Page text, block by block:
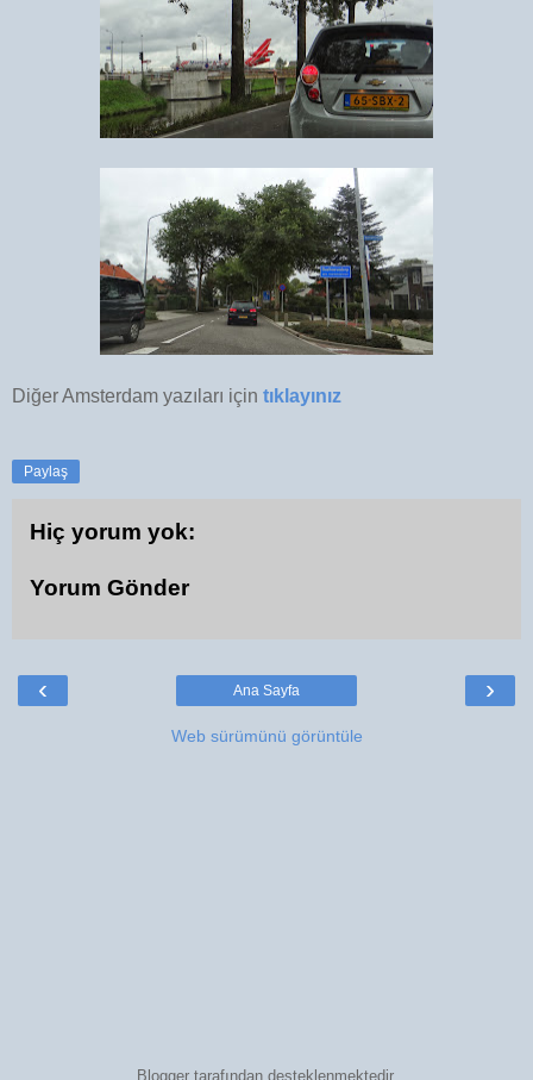
Diğer Amsterdam yazıları için tıklayınız
Paylaş
Hiç yorum yok:
Yorum Gönder
‹ ›
Ana Sayfa
Web sürümünü görüntüle
Bloggertarafından desteklenmektedir.